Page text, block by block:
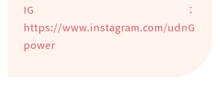
IG：
https://www.instagram.com/udnG
power